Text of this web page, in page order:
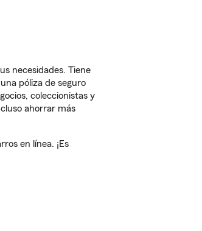
necesidades. Tiene
póliza de seguro
coleccionistas y
ahorrar más
en línea. ¡Es